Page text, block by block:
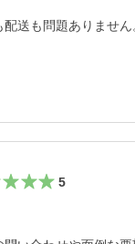
配送も問題ありませ
5